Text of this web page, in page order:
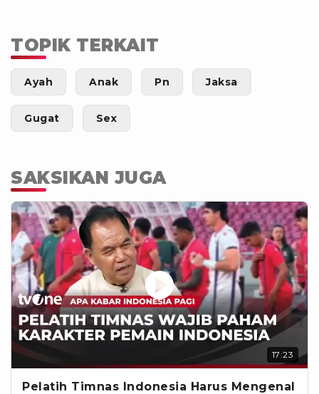
TOPIK TERKAIT
Ayah Anak Pn Jaksa
Gugat Sex
SAKSIKAN JUGA
17:23
Pelatih Timnas Indonesia Harus Mengenal